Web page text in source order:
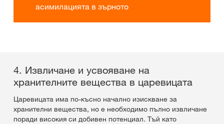
асимилацията в зърното
4. Извличане и усвояване на
хранителните вещества в царевицата
Царевицата има по-късно начално изискване за
хранителни вещества, но е необходимо пълно извличане
поради високия си добивен потенциал. Тъй като